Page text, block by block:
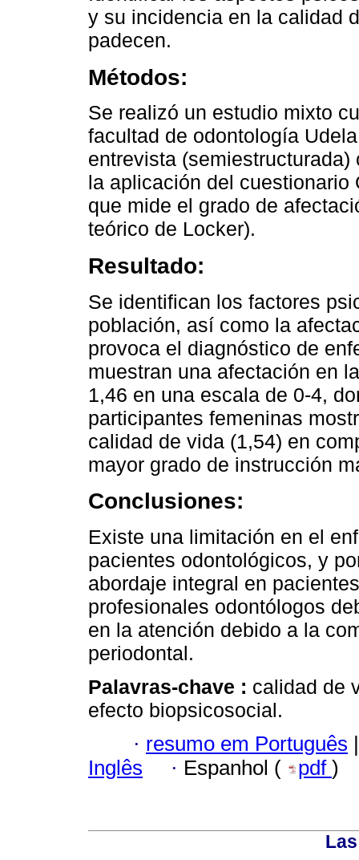
y su incidencia en la calidad
padecen.
Métodos:
Se realizó un estudio mixto
facultad de odontología
entrevista
la aplicación del cuestionario
que mide el grado de
teórico de Locker).
Resultado:
Se identifican los factores
población, así como la
provoca el diagnóstico de
muestran una afectación en
1,46 en una escala de 0-4,
participantes femeninas
calidad de vida (1,54) en
mayor grado de instrucción
Conclusiones:
Existe una limitación en el
pacientes odontológicos, y
abordaje integral en
profesionales odontólogos
en la atención debido a la
periodontal.
Palavras-chave : calidad de
efecto biopsicosocial.
· resumo em Português
Inglês
· Espanhol ( pdf )